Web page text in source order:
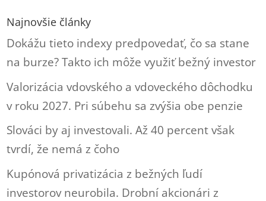
Najnovšie články
Dokážu tieto indexy predpovedať, čo sa stane
na burze? Takto ich môže využiť bežný investor
Valorizácia vdovského a vdoveckého dôchodku
v roku 2027. Pri súbehu sa zvýšia obe penzie
Slováci by aj investovali. Až 40 percent však
tvrdí, že nemá z čoho
Kupónová privatizácia z bežných ľudí
investorov neurobila. Drobní akcionári z